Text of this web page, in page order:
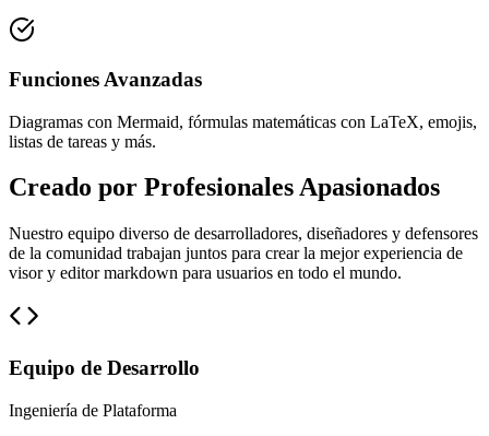
Funciones Avanzadas
Diagramas con Mermaid, fórmulas matemáticas con LaTeX, emojis,
listas de tareas y más.
Creado por Profesionales Apasionados
Nuestro equipo diverso de desarrolladores, diseñadores y defensores
de la comunidad trabajan juntos para crear la mejor experiencia de
visor y editor markdown para usuarios en todo el mundo.
Equipo de Desarrollo
Ingeniería de Plataforma